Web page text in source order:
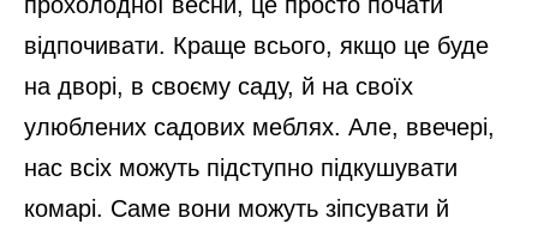
відпочивати. Краще всього, якщо це буде
на дворі, в своєму саду, й на своїх
улюблених садових меблях. Але, ввечері,
нас всіх можуть підступно підкушувати
комарі. Саме вони можуть зіпсувати й